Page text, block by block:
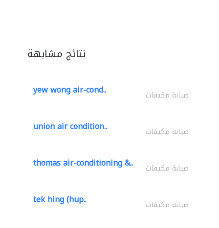
نتائج مشابهة
yew wong air-cond.. صيانة مكيفات
union air condition.. صيانة مكيفات
thomas air-conditioning &.. صيانة مكيفات
tek hing (hup.. صيانة مكيفات